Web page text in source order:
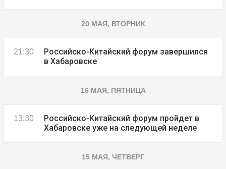
20 МАЯ, ВТОРНИК
21:30
Российско-Китайский форум завершился
в Хабаровске
16 МАЯ, ПЯТНИЦА
13:30
Российско-Китайский форум пройдет в
Хабаровске уже на следующей неделе
15 МАЯ, ЧЕТВЕРГ